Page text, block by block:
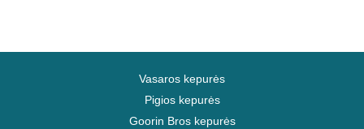
Vasaros kepurės
Pigios kepurės
Goorin Bros kepurės